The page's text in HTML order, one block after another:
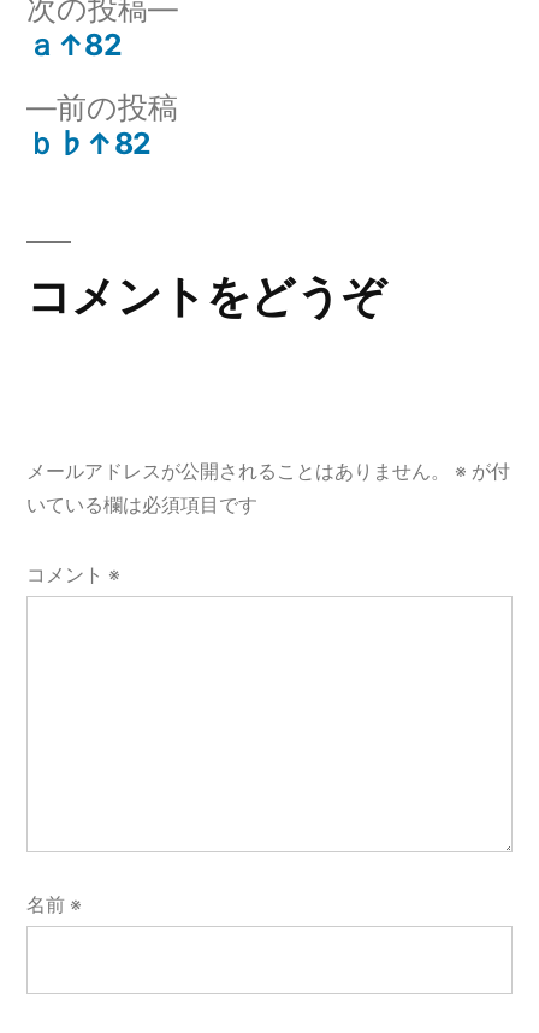
ー:
投
稿
ビ
ゲ
ン
前の投稿
ｂ♭↑82
次の投稿
ａ↑82
コメントをどうぞ
メールアドレスが公開されることはありません。 ※ が付
いている欄は必須項目です
コメント ※
名前 ※